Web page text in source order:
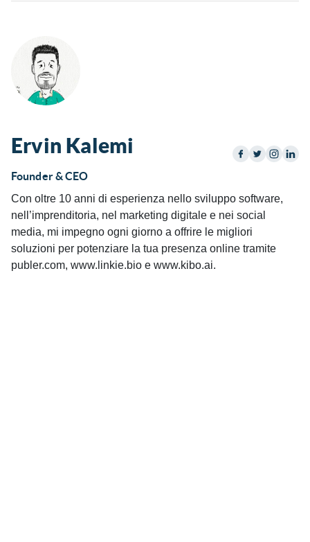
Ervin Kalemi
Founder & CEO
Con oltre 10 anni di esperienza nello sviluppo software,
nell’imprenditoria, nel marketing digitale e nei social
media, mi impegno ogni giorno a offrire le migliori
soluzioni per potenziare la tua presenza online tramite
publer.com, www.linkie.bio e www.kibo.ai.